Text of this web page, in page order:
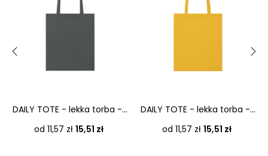
DAILY TOTE - lekka torba -...
od 11,57 zł Cena
15,51 zł
DAILY TOTE - lekka torba -...
od 11,57 zł Cena
15,51 zł